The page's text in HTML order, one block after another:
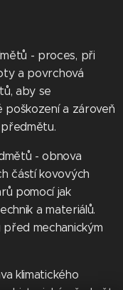
- proces, při
a povrchová
aby se
poškození a zároveň
- obnova
částí kovových
pomocí jak
a materiálů.
mechanickým
klimatického